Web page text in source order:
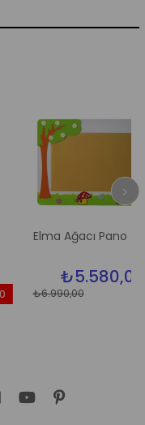
Elma Ağacı Pano
₺5.580,00
₺6.990,00